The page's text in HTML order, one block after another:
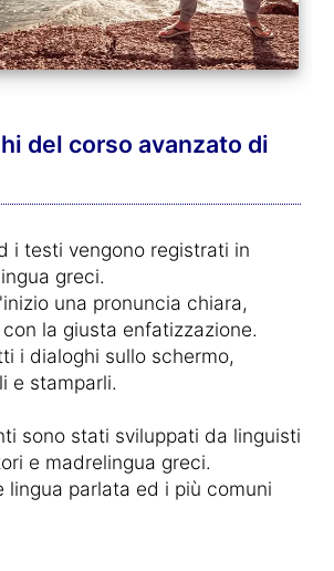
del corso avanzato di
i testi vengono registrati in
greci.
una pronuncia chiara,
la giusta enfatizzazione.
i dialoghi sullo schermo,
e stamparli.
sono stati sviluppati da linguisti
e madrelingua greci.
lingua parlata ed i più comuni